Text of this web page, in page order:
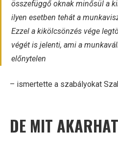
összefüggő oknak minősül a
ilyen esetben tehát a
Ezzel a kikölcsönzés vége
végét is jelenti, ami a
előnytelen
– ismertette a szabályokat
DE MIT